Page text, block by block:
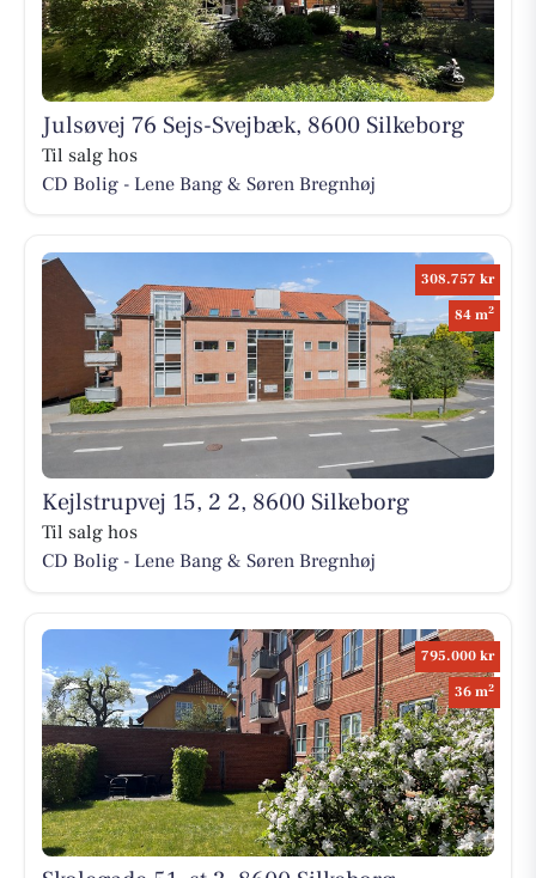
Julsøvej 76 Sejs-Svejbæk, 8600 Silkeborg
Til salg hos
CD Bolig - Lene Bang & Søren Bregnhøj
308.757 kr
84 m2
Kejlstrupvej 15, 2 2, 8600 Silkeborg
Til salg hos
CD Bolig - Lene Bang & Søren Bregnhøj
795.000 kr
36 m2